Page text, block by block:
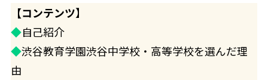
【コンテンツ】
◆自己紹介
◆渋谷教育学園渋谷中学校・高等学校を選んだ理
由